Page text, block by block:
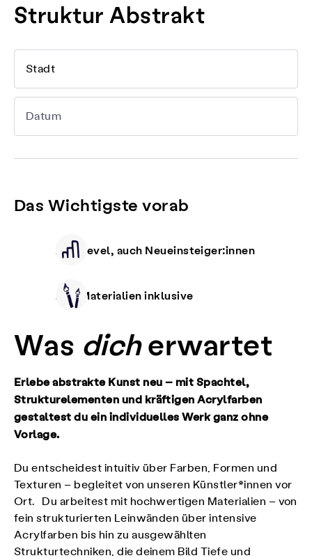
Struktur Abstrakt
Stadt
Datum
Das Wichtigste vorab
Alle Level, auch Neueinsteiger:innen
Alle Materialien inklusive
Was dicherwartet
Erlebe abstrakte Kunst neu – mit Spachtel,
Strukturelementen und kräftigen Acrylfarben
gestaltest du ein individuelles Werk ganz ohne
Vorlage.
Du entscheidest intuitiv über Farben, Formen und
Texturen – begleitet von unseren Künstler*innen vor
Ort. Du arbeitest mit hochwertigen Materialien – von
fein strukturierten Leinwänden über intensive
Acrylfarben bis hin zu ausgewählten
Strukturtechniken, die deinem Bild Tiefe und